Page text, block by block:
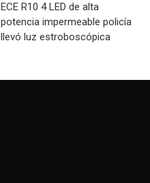
ECE R10 4 LED de alta
potencia impermeable policía
llevó luz estroboscópica